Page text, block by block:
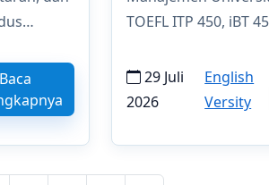
Baca
TOEFL ITP 450, iBT
Agustus 2026.
29 Juli
2026
English
Versity